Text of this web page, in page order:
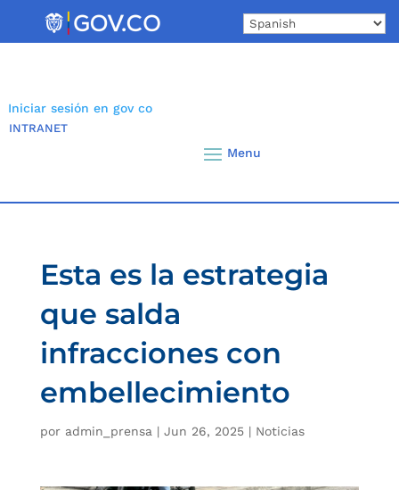
Iniciar sesión en gov co
INTRANET
Esta es la estrategia
que salda
infracciones con
embellecimiento
por admin_prensa | Jun 26, 2025| Noticias